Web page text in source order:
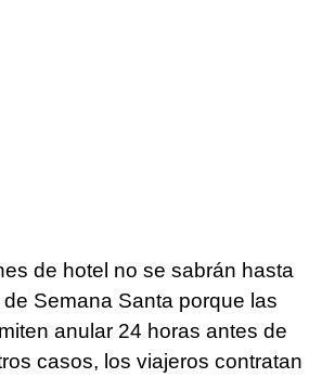
de hotel no se sabrán hasta
Semana Santa porque las
anular 24 horas antes de
casos, los viajeros contratan